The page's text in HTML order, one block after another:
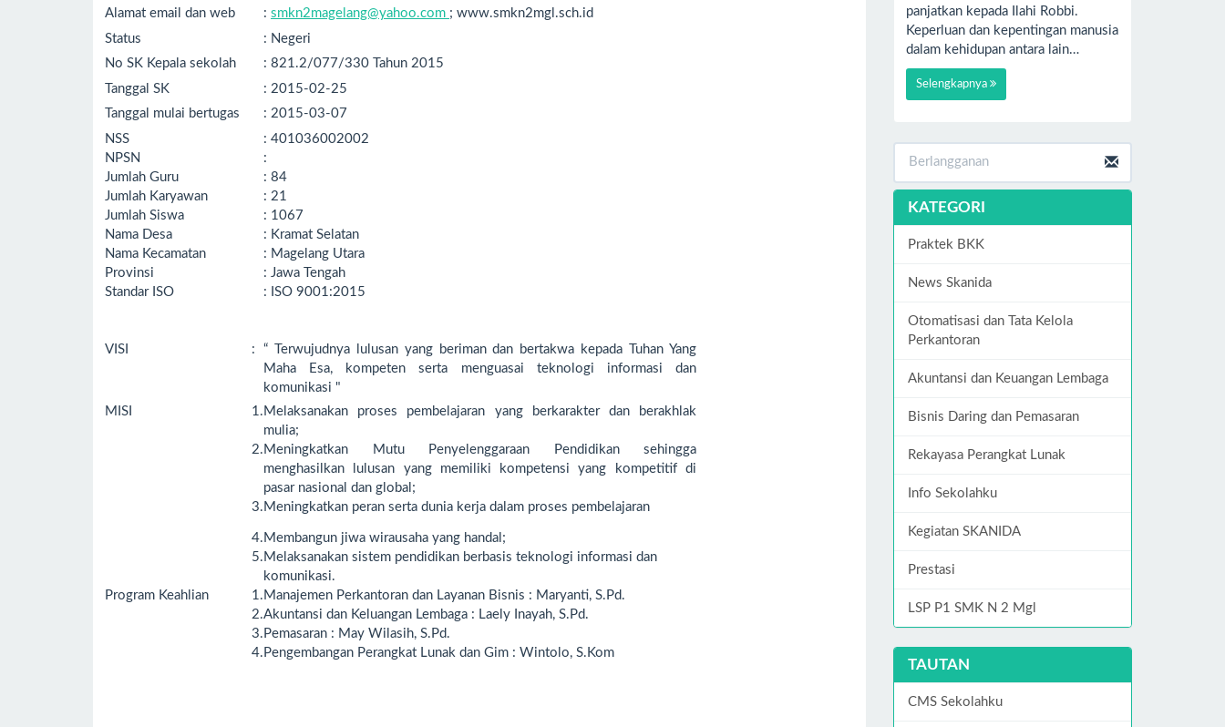
Alamat email dan web
: smkn2magelang@yahoo.com ; www.smkn2mgl.sch.id
Status
: Negeri
No SK Kepala sekolah
: 821.2/077/330 Tahun 2015
Tanggal SK
: 2015-02-25
Tanggal mulai bertugas
: 2015-03-07
NSS
: 401036002002
NPSN
:
Jumlah Guru
: 84
Jumlah Karyawan
: 21
Jumlah Siswa
: 1067
Nama Desa
: Kramat Selatan
Nama Kecamatan
: Magelang Utara
Provinsi
: Jawa Tengah
Standar ISO
: ISO 9001:2015
VISI :
“ Terwujudnya lulusan yang beriman dan bertakwa kepada Tuhan Yang
Maha Esa, kompeten serta menguasai teknologi informasi dan
komunikasi "
MISI
1. Melaksanakan proses pembelajaran yang berkarakter dan berakhlak
mulia;
2. Meningkatkan Mutu Penyelenggaraan Pendidikan sehingga
menghasilkan lulusan yang
memiliki kompetensi yang kompetitif di
pasar nasional dan global;
3. Meningkatkan peran serta dunia kerja dalam proses pembelajaran
4. Membangun jiwa wirausaha yang handal;
5. Melaksanakan sistem pendidikan berbasis teknologi informasi dan
komunikasi.
Program Keahlian
1. Manajemen Perkantoran dan Layanan Bisnis : Maryanti, S.Pd.
2.Akuntansi dan Keluangan Lembaga : Laely Inayah, S.Pd.
3. Pemasaran : May Wilasih, S.Pd.
4. Pengembangan Perangkat Lunak dan Gim : Wintolo, S.Kom
panjatkan kepada Ilahi Robbi.
Keperluan dan kepentingan manusia
dalam kehidupan antara lain…
Selengkapnya
KATEGORI
Praktek BKK
News Skanida
Otomatisasi dan Tata Kelola
Perkantoran
Akuntansi dan Keuangan Lembaga
Bisnis Daring dan Pemasaran
Rekayasa Perangkat Lunak
Info Sekolahku
Kegiatan SKANIDA
Prestasi
LSP P1 SMK N 2 Mgl
TAUTAN
CMS Sekolahku